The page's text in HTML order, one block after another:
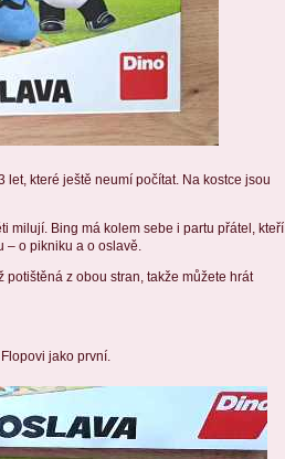
které ještě neumí počítat. Na kostce jsou
milují. Bing má kolem sebe i partu přátel, kteří
– o pikniku a o oslavě.
z obou stran, takže můžete hrát
jako první.